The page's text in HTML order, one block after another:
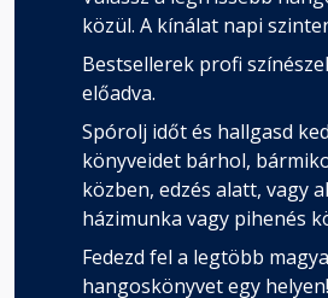
közül. A kínálat napi
Bestsellerek profi
előadva.
Spórolj időt és hallgasd
könyveidet bárhol,
közben, edzés alatt, vagy
házimunka vagy pihenés
Fedezd fel a legtöbb
hangoskönyvet egy helyen!